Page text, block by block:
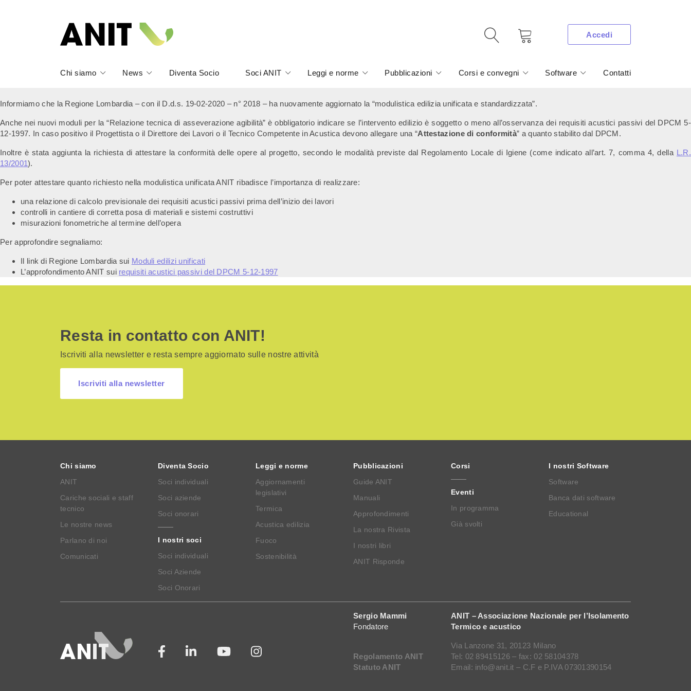
Accedi
Chi siamo News Diventa Socio Soci ANIT Leggi e norme Pubblicazioni Corsi e convegni Software Contatti
Informiamo che la Regione Lombardia – con il D.d.s. 19-02-2020 – n° 2018 – ha nuovamente aggiornato la “modulistica edilizia unificata e standardizzata”.
Anche nei nuovi moduli per la “Relazione tecnica di asseverazione agibilità” è obbligatorio indicare se l’intervento edilizio è soggetto o meno all’osservanza dei requisiti acustici passivi del DPCM 5-
12-1997. In caso positivo il Progettista o il Direttore dei Lavori o il Tecnico Competente in Acustica devono allegare una “Attestazione di conformità” a quanto stabilito dal DPCM.
Inoltre è stata aggiunta la richiesta di attestare la conformità delle opere al progetto, secondo le modalità previste dal Regolamento Locale di Igiene (come indicato all’art. 7, comma 4, della L.R.
13/2001).
Per poter attestare quanto richiesto nella modulistica unificata ANIT ribadisce l’importanza di realizzare:
una relazione di calcolo previsionale dei requisiti acustici passivi prima dell’inizio dei lavori
controlli in cantiere di corretta posa di materiali e sistemi costruttivi
misurazioni fonometriche al termine dell’opera
Per approfondire segnaliamo:
Il link di Regione Lombardia sui Moduli edilizi unificati
L’approfondimento ANIT sui requisiti acustici passivi del DPCM 5-12-1997
Resta in contatto con ANIT!
Iscriviti alla newsletter e resta sempre aggiornato sulle nostre attività
Iscriviti alla newsletter
Chi siamo
ANIT
Cariche sociali e staff
tecnico
Le nostre news
Parlano di noi
Comunicati
Diventa Socio
Soci individuali
Soci aziende
Soci onorari
I nostri soci
Soci individuali
Soci Aziende
Soci Onorari
Leggi e norme
Aggiornamenti
legislativi
Termica
Acustica edilizia
Fuoco
Sostenibilità
Pubblicazioni
Guide ANIT
Manuali
Approfondimenti
La nostra Rivista
I nostri libri
ANIT Risponde
Corsi
Eventi
In programma
Già svolti
I nostri Software
Software
Banca dati software
Educational
Sergio Mammi
Fondatore
Regolamento ANIT
Statuto ANIT
ANIT – Associazione Nazionale per l’Isolamento
Termico e acustico
Via Lanzone 31, 20123 Milano
Tel: 02 89415126 – fax: 02 58104378
Email: info@anit.it – C.F e P.IVA 07301390154